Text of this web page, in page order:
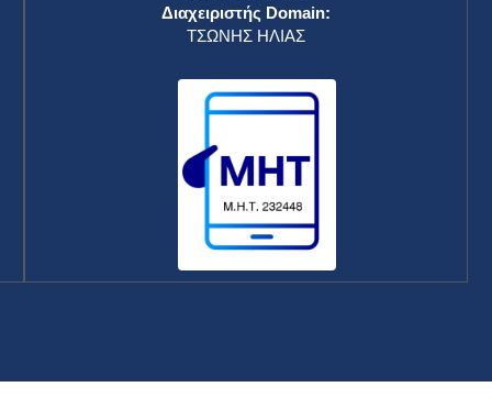
Διαχειριστής Domain:
ΤΣΩΝΗΣ ΗΛΙΑΣ